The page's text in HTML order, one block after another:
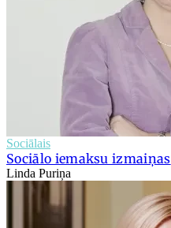
Sociālais
Sociālo iemaksu izmaiņas
Linda Puriņa